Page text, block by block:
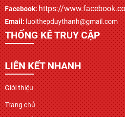
Facebook: https://
Email:luoithepduythanh@gmail.com
THỐNG KÊ TRUY CẬP
LIÊN KẾT NHANH
Giới thiệu
Trang chủ